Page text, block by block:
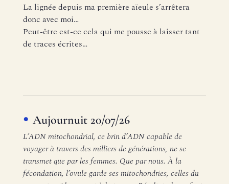
La lignée depuis ma première aïeule s’arrêtera
donc avec moi…
Peut-être est-ce cela qui me pousse à laisser tant
de traces écrites…
Aujournuit 20/07/26
L’ADN mitochondrial, ce brin d’ADN capable de
voyager à travers des milliers de générations, ne se
transmet que par les femmes. Que par nous. À la
fécondation, l’ovule garde ses mitochondries, celles du